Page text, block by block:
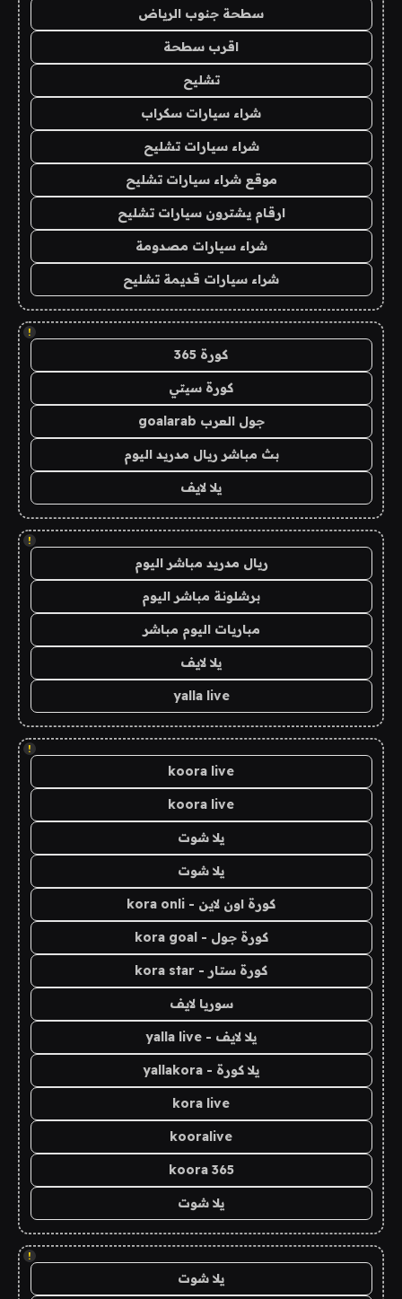
سطحة جنوب الرياض
اقرب سطحة
تشليح
شراء سيارات سكراب
شراء سيارات تشليح
موقع شراء سيارات تشليح
ارقام يشترون سيارات تشليح
شراء سيارات مصدومة
شراء سيارات قديمة تشليح
!
كورة 365
كورة سيتي
جول العرب goalarab
بث مباشر ريال مدريد اليوم
يلا لايف
!
ريال مدريد مباشر اليوم
برشلونة مباشر اليوم
مباريات اليوم مباشر
يلا لايف
yalla live
!
koora live
koora live
يلا شوت
يلا شوت
كورة اون لاين - kora onli
كورة جول - kora goal
كورة ستار - kora star
سوريا لايف
يلا لايف - yalla live
يلا كورة - yallakora
kora live
kooralive
koora 365
يلا شوت
!
يلا شوت